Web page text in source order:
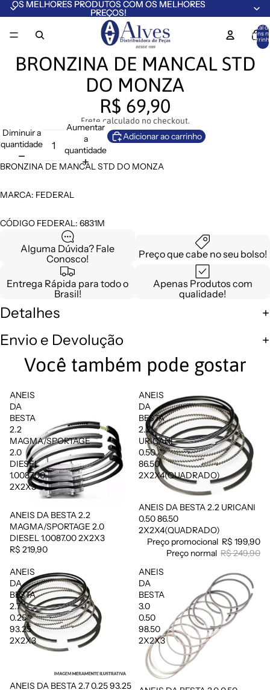
OS MELHORES PRODUTOS COM OS MELHORES
PREÇOS!
OS MELHORES PRODUTOS COM OS MELHORES
PREÇOS!
Total
itens
BRONZINA DE MANCAL STD
DO MONZA
R$ 69,90
Frete calculado no checkout.
Diminuir a
quantidade
Aumentar
a
quantidade
Adicionar ao carrinho
BRONZINA DE MANCAL STD DO MONZA
MARCA: FEDERAL
CÓDIGO FEDERAL: 6831M
Alguma Dúvida? Fale
Conosco!
Preço que cabe no seu bolso!
Entrega Rápida para todo o
Brasil!
Apenas Produtos com
qualidade!
Detalhes
Envio e Devolução
Você também pode gostar
ANEIS
DA
BESTA
2.2
MAGMA/SPORTAGE
2.0
DIESEL
1.0087.00
2X2X3
ANEIS DA BESTA 2.2
MAGMA/SPORTAGE 2.0
DIESEL 1.0087.00 2X2X3
R$ 219,90
ANEIS
DA
BESTA
2.2
URICANI
0.50
86.50
2X2X4(QUADRADO)
Promoção
ANEIS DA BESTA 2.2 URICANI
0.50 86.50
2X2X4(QUADRADO)
Preço promocional R$ 199,90
Preço normal R$ 249,90
ANEIS
DA
BESTA
2.7
0.25
93.25
2X2X3
ANEIS DA BESTA 2.7 0.25 93.25
ANEIS
DA
BESTA
3.0
0.50
98.50
2X2X3